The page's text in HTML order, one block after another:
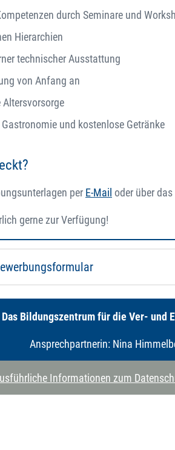
durch Seminare und
Hierarchien
technischer Ausstattung
von Anfang an
und kostenlose Getränke
per E-Mail oder über
gerne zur Verfügung!
Das Bildungszentrum für die Ver- und
Ansprechpartnerin: Nina
Informationen zum